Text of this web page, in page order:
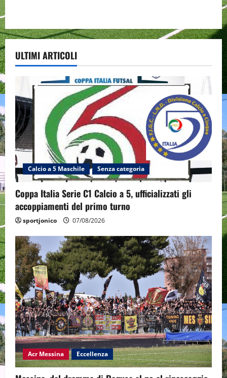
ULTIMI ARTICOLI
Calcio a 5 Maschile Senza categoria
Coppa Italia Serie C1 Calcio a 5, ufficializzati gli
accoppiamenti del primo turno
sportjonico 07/08/2026
Acr Messina Eccellenza